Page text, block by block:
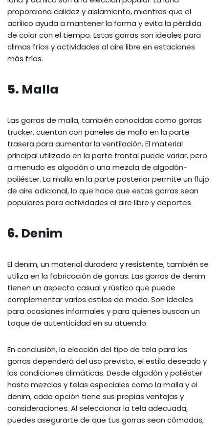
proporciona calidez y aislamiento, mientras que el
acrílico ayuda a mantener la forma y evita la pérdida
de color con el tiempo. Estas gorras son ideales para
climas fríos y actividades al aire libre en estaciones
más frías.
5. Malla
Las gorras de malla, también conocidas como gorras
trucker, cuentan con paneles de malla en la parte
trasera para aumentar la ventilación. El material
principal utilizado en la parte frontal puede variar, pero
a menudo es algodón o una mezcla de algodón-
poliéster. La malla en la parte posterior permite un flujo
de aire adicional, lo que hace que estas gorras sean
populares para actividades al aire libre y deportes.
6. Denim
El denim, un material duradero y resistente, también se
utiliza en la fabricación de gorras. Las gorras de denim
tienen un aspecto casual y rústico que puede
complementar varios estilos de moda. Son ideales
para ocasiones informales y para quienes buscan un
toque de autenticidad en su atuendo.
En conclusión, la elección del tipo de tela para las
gorras dependerá del uso previsto, el estilo deseado y
las condiciones climáticas. Desde algodón y poliéster
hasta mezclas y telas especiales como la malla y el
denim, cada opción tiene sus propias ventajas y
consideraciones. Al seleccionar la tela adecuada,
puedes asegurarte de que tus gorras sean cómodas,